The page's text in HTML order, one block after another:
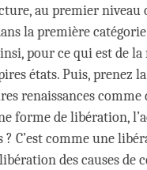
au premier
la première
pour ce qui est de
états. Puis, prenez
renaissances comme
forme de libération,
? C’est comme une
des causes de